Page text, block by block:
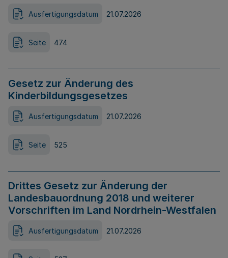
Ausfertigungsdatum 21.07.2026
Seite 474
Gesetz zur Änderung des
Kinderbildungsgesetzes
Ausfertigungsdatum 21.07.2026
Seite 525
Drittes Gesetz zur Änderung der
Landesbauordnung 2018 und weiterer
Vorschriften im Land Nordrhein-Westfalen
Ausfertigungsdatum 21.07.2026